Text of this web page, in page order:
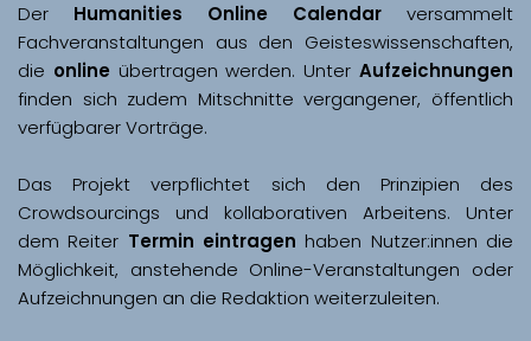
Der Humanities Online Calendar versammelt
Fachveranstaltungen aus den Geisteswissenschaften,
die online übertragen werden. Unter Aufzeichnungen
finden sich zudem Mitschnitte vergangener, öffentlich
Das Projekt verpflichtet sich den Prinzipien des
Crowdsourcings und kollaborativen Arbeitens. Unter
dem Reiter Termin eintragen haben Nutzer:innen die
Möglichkeit, anstehende Online-Veranstaltungen oder
Aufzeichnungen an die Redaktion weiterzuleiten.